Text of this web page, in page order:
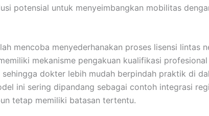
potensial untuk menyeimbangkan mobilitas
mencoba menyederhanakan proses lisensi lintas
mekanisme pengakuan kualifikasi profesional
dokter lebih mudah berpindah praktik di
ini sering dipandang sebagai contoh integrasi
tetap memiliki batasan tertentu.